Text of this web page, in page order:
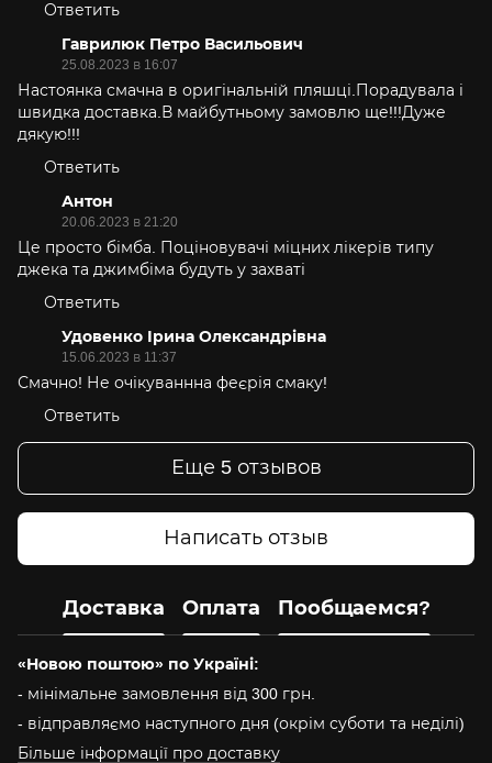
Ответить
Гаврилюк Петро Васильович
25.08.2023 в 16:07
Настоянка смачна в оригінальній пляшці.Порадувала і
швидка доставка.В майбутньому замовлю ще!!!Дуже
дякую!!!
Ответить
Антон
20.06.2023 в 21:20
Це просто бімба. Поціновувачі міцних лікерів типу
джека та джимбіма будуть у захваті
Ответить
Удовенко Ірина Олександрівна
15.06.2023 в 11:37
Смачно! Не очікуваннна феєрія смаку!
Ответить
Еще 5 отзывов
Написать отзыв
Доставка Оплата Пообщаемся?
«Новою поштою» по Україні:
- мінімальне замовлення від 300 грн.
- відправляємо наступного дня (окрім суботи та неділі)
Більше інформації про доставку